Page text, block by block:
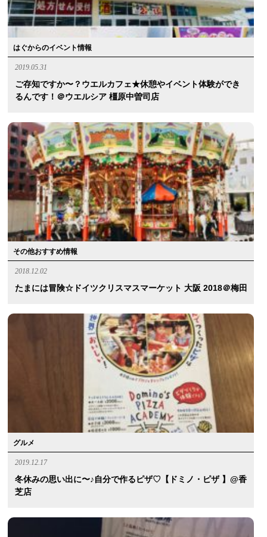
はぐからのイベント情報
2019.05.31
ご存知ですか〜？ウエルカフェ★休憩やイベント体験ができ
るんです！＠ウエルシア 橿原中曽司店
その他おすすめ情報
2018.12.02
たまには冒険☆ドイツクリスマスマーケット 大阪 2018＠梅田
グルメ
2019.12.17
冬休みの思い出に〜♪自分で作るピザ♡【ドミノ・ピザ 】@香
芝店